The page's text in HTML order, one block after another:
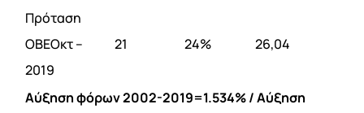
Πρόταση
ΟΒΕΟκτ –
2019
21 24% 26,04
Αύξηση φόρων 2002-2019=1.534% / Αύξηση